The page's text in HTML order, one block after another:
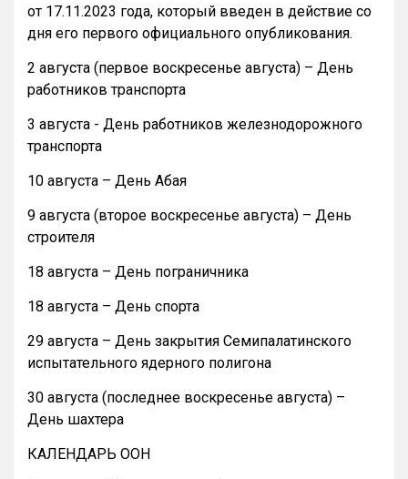
от 17.11.2023 года, который введен в действие со
дня его первого официального опубликования.
2 августа (первое воскресенье августа) – День
работников транспорта
3 августа - День работников железнодорожного
транспорта
10 августа – День Абая
9 августа (второе воскресенье августа) – День
строителя
18 августа – День пограничника
18 августа – День спорта
29 августа – День закрытия Семипалатинского
испытательного ядерного полигона
30 августа (последнее воскресенье августа) –
День шахтера
КАЛЕНДАРЬ ООН